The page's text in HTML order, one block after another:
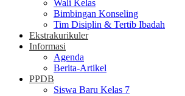
Wali Kelas
Bimbingan Konseling
Tim Disiplin & Tertib Ibadah
Ekstrakurikuler
Informasi
Agenda
Berita-Artikel
PPDB
Siswa Baru Kelas 7